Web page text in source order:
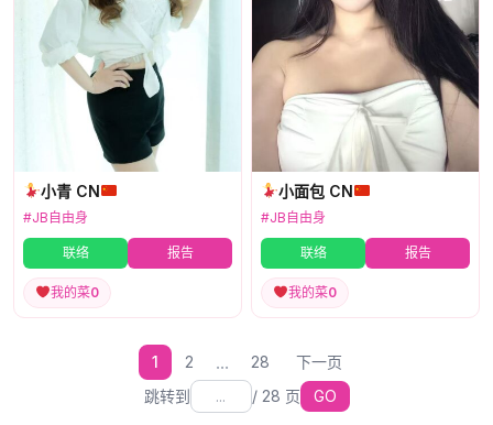
小青 CN
#JB自由身
联络 报告
我的菜0
小面包 CN
#JB自由身
联络 报告
我的菜0
1 2 ... 28
下一页
跳转到
/ 28 页 GO